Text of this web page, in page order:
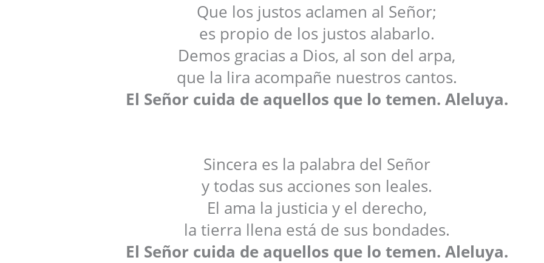
Que los justos aclamen al Señor;
es propio de los justos alabarlo.
Demos gracias a Dios, al son del arpa,
que la lira acompañe nuestros cantos.
El Señor cuida de aquellos que lo temen. Aleluya.
Sincera es la palabra del Señor
y todas sus acciones son leales.
El ama la justicia y el derecho,
la tierra llena está de sus bondades.
El Señor cuida de aquellos que lo temen. Aleluya.